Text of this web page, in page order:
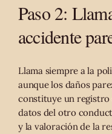
Paso 2:
accidente
Llama siempre a la
aunque los daños
constituye un registro
datos del otro
y la valoración de la